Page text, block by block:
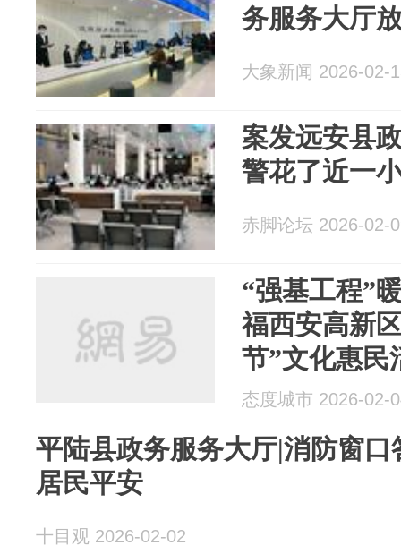
务服务大厅
大象新闻 2026-02-
案发远安县
警花了近一
赤脚论坛 2026-02-
“强基工程”
福西安高新
节”文化惠民
务服务大厅
态度城市 2026-02-
平陆县政务服务大厅|消防窗口答疑解
居民平安
十目观 2026-02-02